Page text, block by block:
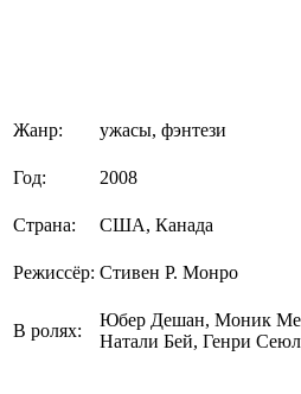
Жанр: ужасы, фэнтези
Год: 2008
Страна: США, Канада
Режиссёр: Стивен Р. Монро
В ролях:
Юбер Дешан, Моник
Натали Бей, Генри